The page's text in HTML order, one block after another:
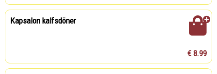
Kapsalon kalfsdöner
€ 8.99